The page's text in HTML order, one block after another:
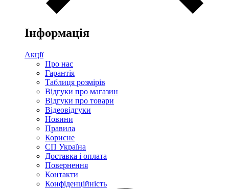
Інформація
Акції
Про нас
Гарантія
Таблиця розмірів
Відгуки про магазин
Відгуки про товари
Відеовідгуки
Новини
Правила
Корисне
СП Україна
Доставка і оплата
Повернення
Контакти
Конфіденційність